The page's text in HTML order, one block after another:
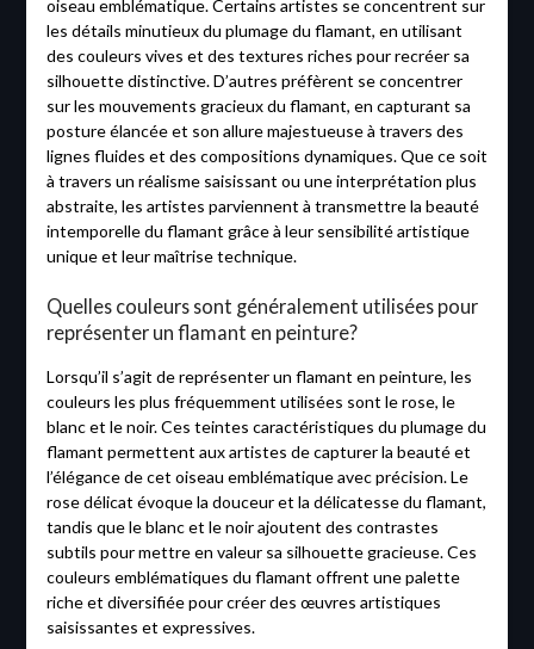
oiseau emblématique. Certains artistes se concentrent sur
les détails minutieux du plumage du flamant, en utilisant
des couleurs vives et des textures riches pour recréer sa
silhouette distinctive. D’autres préfèrent se concentrer
sur les mouvements gracieux du flamant, en capturant sa
posture élancée et son allure majestueuse à travers des
lignes fluides et des compositions dynamiques. Que ce soit
à travers un réalisme saisissant ou une interprétation plus
abstraite, les artistes parviennent à transmettre la beauté
intemporelle du flamant grâce à leur sensibilité artistique
unique et leur maîtrise technique.
Quelles couleurs sont généralement utilisées pour
représenter un flamant en peinture?
Lorsqu’il s’agit de représenter un flamant en peinture, les
couleurs les plus fréquemment utilisées sont le rose, le
blanc et le noir. Ces teintes caractéristiques du plumage du
flamant permettent aux artistes de capturer la beauté et
l’élégance de cet oiseau emblématique avec précision. Le
rose délicat évoque la douceur et la délicatesse du flamant,
tandis que le blanc et le noir ajoutent des contrastes
subtils pour mettre en valeur sa silhouette gracieuse. Ces
couleurs emblématiques du flamant offrent une palette
riche et diversifiée pour créer des œuvres artistiques
saisissantes et expressives.